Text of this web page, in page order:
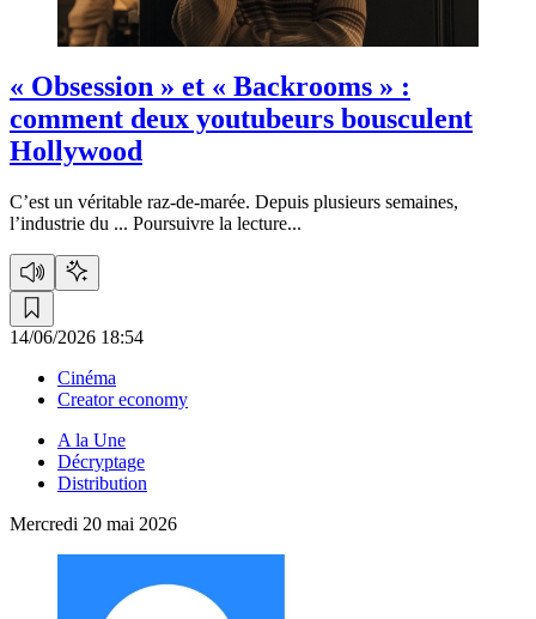
« Obsession » et « Backrooms » :
comment deux youtubeurs bousculent
Hollywood
C’est un véritable raz-de-marée. Depuis plusieurs semaines,
l’industrie du ... Poursuivre la lecture...
14/06/2026 18:54
Cinéma
Creator economy
A la Une
Décryptage
Distribution
Mercredi 20 mai 2026